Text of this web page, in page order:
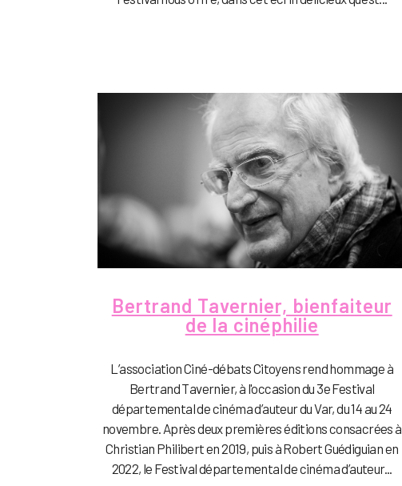
Bertrand Tavernier, bienfaiteur
de la cinéphilie
L’association Ciné-débats Citoyens rend hommage à
Bertrand Tavernier, à l'occasion du 3e Festival
départemental de cinéma d’auteur du Var, du 14 au 24
novembre. Après deux premières éditions consacrées à
Christian Philibert en 2019, puis à Robert Guédiguian en
2022, le Festival départemental de cinéma d’auteur...